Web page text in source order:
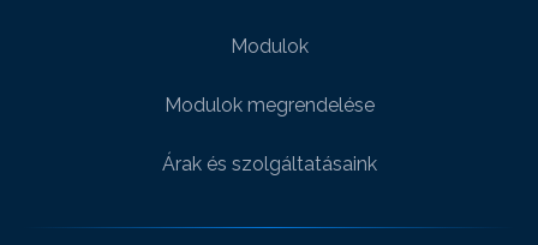
Modulok
Modulok megrendelése
Árak és szolgáltatásaink